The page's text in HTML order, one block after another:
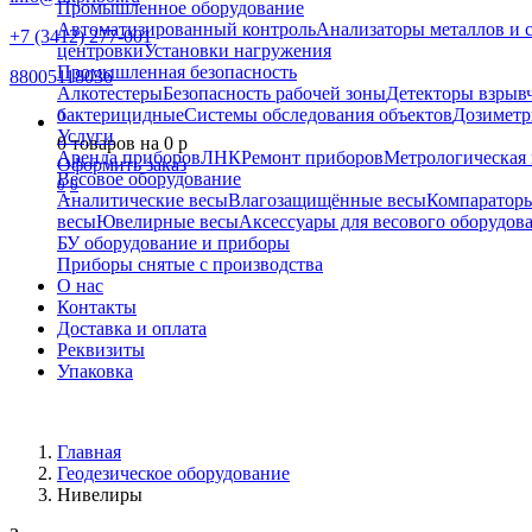
+7 (3412) 277-001
88005118036
0
0 товаров на 0 p
Оформить заказ
0 0
Промышленное оборудование
Автоматизированный контрольАнализаторы металлов и
центровкиУстановки нагружения
Промышленная безопасность
АлкотестерыБезопасность рабочей зоныДетекторы
бактерицидныеСистемы обследования объектов
Услуги
Аренда приборовЛНКРемонт приборовМетрологическая
Весовое оборудование
Аналитические весыВлагозащищённые весы
весыЮвелирные весыАксессуары для весового
БУ оборудование и приборы
Приборы снятые с производства
О нас
Контакты
Доставка и оплата
Реквизиты
Упаковка
Главная
Геодезическое оборудование
Нивелиры